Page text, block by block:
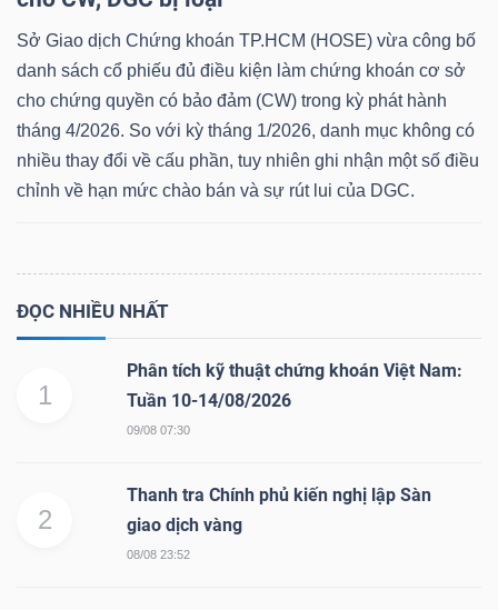
Sở Giao dịch Chứng khoán TP.HCM (HOSE) vừa công bố
danh sách cổ phiếu đủ điều kiện làm chứng khoán cơ sở
cho chứng quyền có bảo đảm (CW) trong kỳ phát hành
tháng 4/2026. So với kỳ tháng 1/2026, danh mục không có
nhiều thay đổi về cấu phần, tuy nhiên ghi nhận một số điều
chỉnh về hạn mức chào bán và sự rút lui của DGC.
ĐỌC NHIỀU NHẤT
1
Phân tích kỹ thuật chứng khoán Việt Nam:
Tuần 10-14/08/2026
09/08 07:30
2
Thanh tra Chính phủ kiến nghị lập Sàn
giao dịch vàng
08/08 23:52
thông
tài
chính
tài
chính